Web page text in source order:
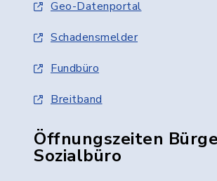
Geo-Datenportal
Schadensmelder
Fundbüro
Breitband
Öffnungszeiten
Sozialbüro